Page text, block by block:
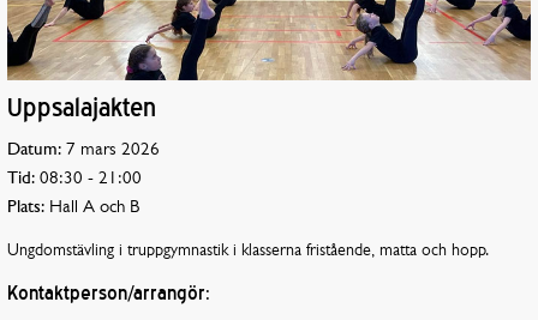
Uppsalajakten
Datum: 7 mars 2026
Tid: 08:30 - 21:00
Plats: Hall A och B
Ungdomstävling i truppgymnastik i klasserna fristående, matta och hopp.
Kontaktperson/arrangör: